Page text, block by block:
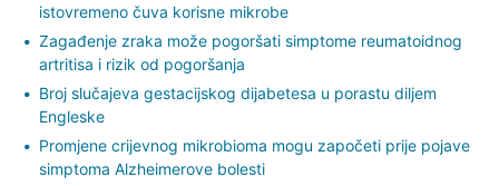
istovremeno čuva korisne mikrobe
Zagađenje zraka može pogoršati simptome reumatoidnog
artritisa i rizik od pogoršanja
Broj slučajeva gestacijskog dijabetesa u porastu diljem
Engleske
Promjene crijevnog mikrobioma mogu započeti prije pojave
simptoma Alzheimerove bolesti